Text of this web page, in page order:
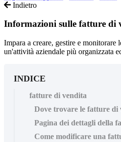
Indietro
Informazioni sulle fatture di
Impara a creare, gestire e monitorare
un'attività aziendale più organizzata
INDICE
fatture di vendita
Dove trovare le fatture di
Pagina dei dettagli della
Come modificare una